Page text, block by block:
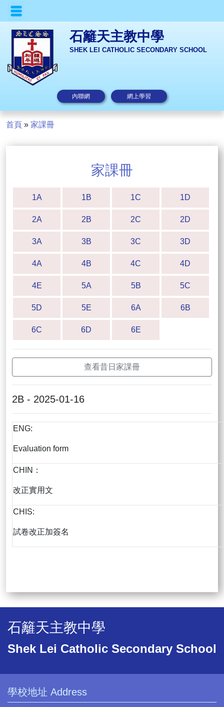
石籬天主教中學
SHEK LEI CATHOLIC SECONDARY SCHOOL
內聯網 網上學習
首頁 » 家課冊
家課冊
1A 1B 1C 1D
2A 2B 2C 2D
3A 3B 3C 3D
4A 4B 4C 4D
4E 5A 5B 5C
5D 5E 6A 6B
6C 6D 6E
查看昔日家課冊
2B - 2025-01-16
ENG:
Evaluation form
CHIN：
改正實用文
CHIS:
試卷改正加簽名
石籬天主教中學
Shek Lei Catholic Secondary School
學校地址 Address